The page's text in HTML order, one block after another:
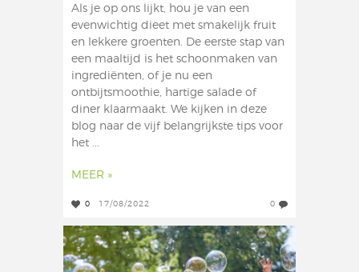
Als je op ons lijkt, hou je van een
evenwichtig dieet met smakelijk fruit
en lekkere groenten. De eerste stap van
een maaltijd is het schoonmaken van
ingrediënten, of je nu een
ontbijtsmoothie, hartige salade of
diner klaarmaakt. We kijken in deze
blog naar de vijf belangrijkste tips voor
het ...
MEER »
0 17/08/2022 0